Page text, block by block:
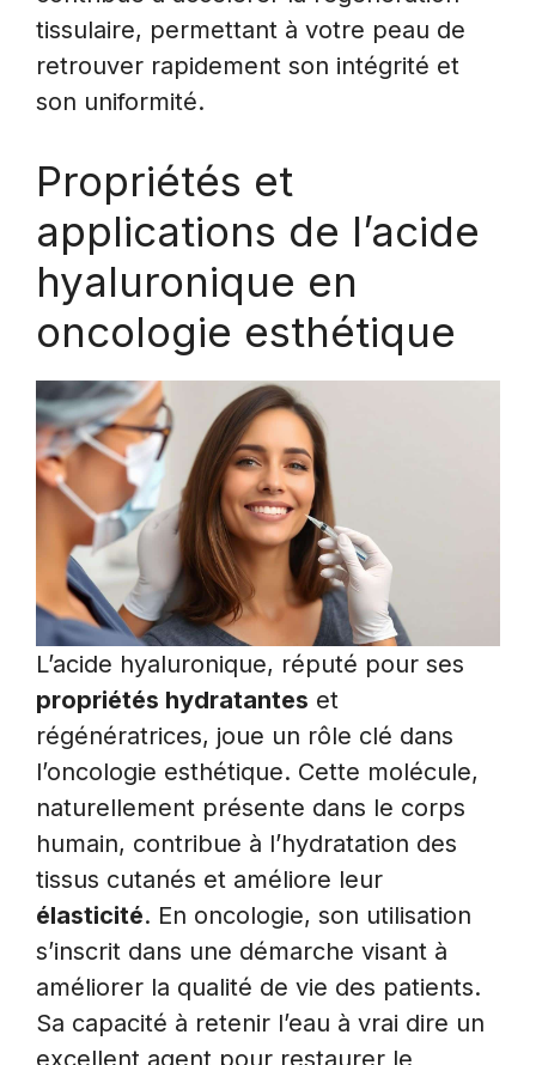
tissulaire, permettant à votre peau de
retrouver rapidement son intégrité et
son uniformité.
Propriétés et
applications de l’acide
hyaluronique en
oncologie esthétique
L’acide hyaluronique, réputé pour ses
propriétés hydratantes et
régénératrices, joue un rôle clé dans
l’oncologie esthétique. Cette molécule,
naturellement présente dans le corps
humain, contribue à l’hydratation des
tissus cutanés et améliore leur
élasticité. En oncologie, son utilisation
s’inscrit dans une démarche visant à
améliorer la qualité de vie des patients.
Sa capacité à retenir l’eau à vrai dire un
excellent agent pour restaurer le